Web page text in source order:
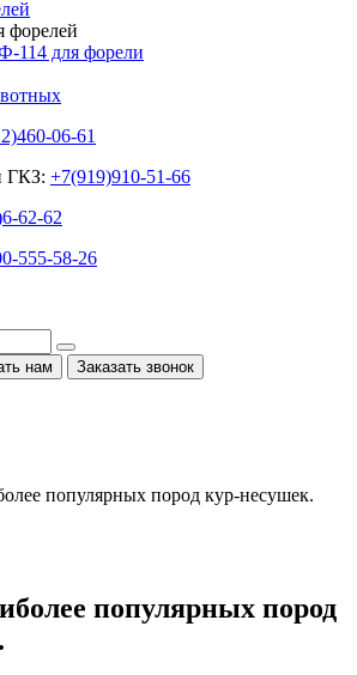
форелей
114 для форели
06-61
ГКЗ: +7(919)910-51-66
62-62
555-58-26
нам Заказать звонок
популярных пород кур-несушек.
популярных пород